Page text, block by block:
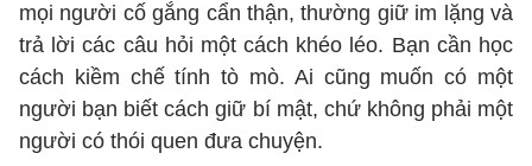
mọi người cố gắng cẩn thận, thường giữ im lặng và
trả lời các câu hỏi một cách khéo léo. Bạn cần học
cách kiềm chế tính tò mò. Ai cũng muốn có một
người bạn biết cách giữ bí mật, chứ không phải một
người có thói quen đưa chuyện.